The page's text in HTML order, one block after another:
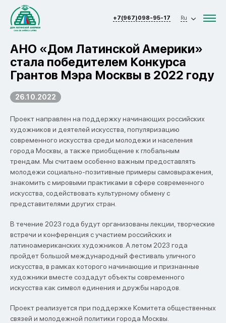
+7(967)098-95-17 Ru
АНО «Дом Латинской Америки»
стала победителем Конкурса
Грантов Мэра Москвы в 2022 году
26.10.2022
Проект направлен на поддержку начинающих российских
художников и деятелей искусства, популяризацию
современного искусства среди молодежи и населения
города Москвы, а также приобщение к глобальным
трендам. Мы считаем особенно важным предоставлять
молодежи социально-позитивные примеры самовыражения,
знакомить с мировыми практиками в сфере современного
искусства, содействовать культурному обмену с
представителями других стран.
В течение 2023 года будут организованы лекции, творческие
встречи и конференция с участием российских и
латиноамериканских художников. А летом 2023 года
пройдет большой международный фестиваль уличного
искусства, в рамках которого начинающие и признанные
художники вместе создадут объекты современного
искусства как символ единения и дружбы народов.
Проект реализуется при поддержке Комитета общественных
связей и молодежной политики города Москвы.